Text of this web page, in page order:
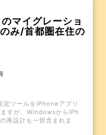
マイグレーショ
み/首都圏在住の
定ツールをiPhoneアプリ
すが、WindowsからiPh
再設計も一部含まれま